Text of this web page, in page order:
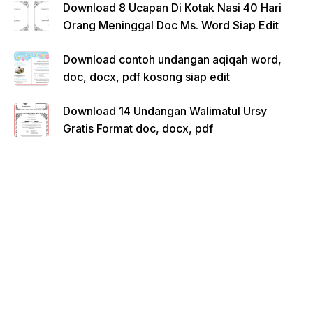
Download 8 Ucapan Di Kotak Nasi 40 Hari
Orang Meninggal Doc Ms. Word Siap Edit
Download contoh undangan aqiqah word,
doc, docx, pdf kosong siap edit
Download 14 Undangan Walimatul Ursy
Gratis Format doc, docx, pdf